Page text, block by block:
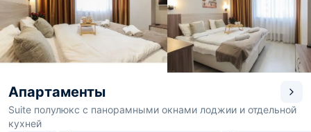
Апартаменты
Suite полулюкс с панорамными окнами лоджии и отдельной
кухней